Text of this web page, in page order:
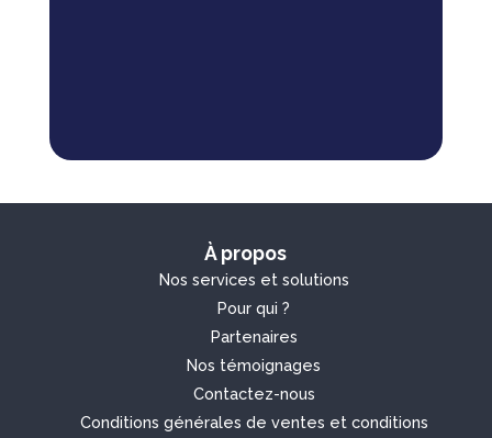
À propos
Nos services et solutions
Pour qui ?
Partenaires
Nos témoignages
Contactez-nous
Conditions générales de ventes et conditions